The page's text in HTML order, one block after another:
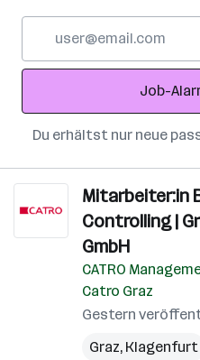
Adresse
Job-
Du erhältst nur neue
Mitarbeiter:in
Controlling |
GmbH
CATRO
Catro Graz
Gestern
Graz, Klagenfurt